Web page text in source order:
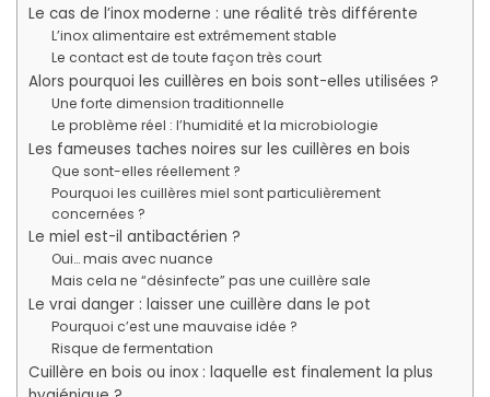
Le cas de l’inox moderne : une réalité très différente
L’inox alimentaire est extrêmement stable
Le contact est de toute façon très court
Alors pourquoi les cuillères en bois sont-elles utilisées ?
Une forte dimension traditionnelle
Le problème réel : l’humidité et la microbiologie
Les fameuses taches noires sur les cuillères en bois
Que sont-elles réellement ?
Pourquoi les cuillères miel sont particulièrement
concernées ?
Le miel est-il antibactérien ?
Oui… mais avec nuance
Mais cela ne “désinfecte” pas une cuillère sale
Le vrai danger : laisser une cuillère dans le pot
Pourquoi c’est une mauvaise idée ?
Risque de fermentation
Cuillère en bois ou inox : laquelle est finalement la plus